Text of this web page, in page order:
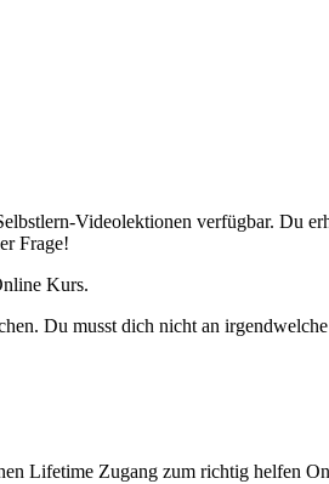
Videolektionen verfügbar. Du
Frage!
Kurs.
Du musst dich nicht an
Lifetime Zugang zum richtig helfen